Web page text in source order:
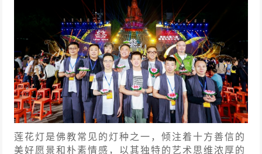
莲花灯是佛教常见的灯种之一，倾注着十方善信的
美好愿景和朴素情感，以其独特的艺术思维浓厚的